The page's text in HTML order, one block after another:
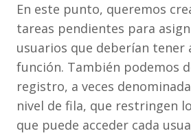
En este punto, queremos
tareas pendientes para
usuarios que deberían tener
función. También podemos
registro, a veces
nivel de fila, que restringen
que puede acceder cada